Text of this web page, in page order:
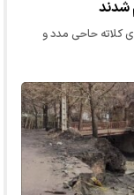
شدند
کلاته حاحی مدد و